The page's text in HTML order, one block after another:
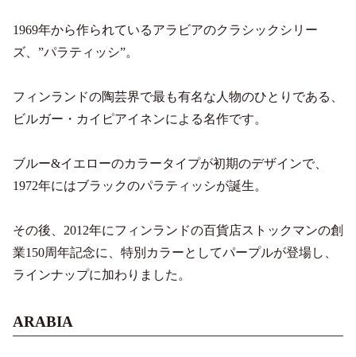
1969年から作られているアラビアのクラシックシリー
ズ、”パラティッシ”。
フィンランドの陶芸界で最も有名な人物のひとりである、
ビルガー・カイピアイネンによる名作です。
ブルー&イエローのカラータイプが初期のデザインで、
1972年にはブラックのパラティッシが誕生。
その後、2012年にフィンランドの百貨店ストックマンの創
業150周年記念に、特別カラーとしてパープルが登場し、
ラインナップに加わりました。
ARABIA